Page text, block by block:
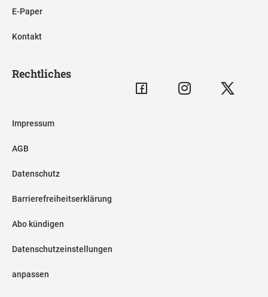
E-Paper
Kontakt
Rechtliches
Impressum
AGB
Datenschutz
Barrierefreiheitserklärung
Abo kündigen
Datenschutzeinstellungen
anpassen